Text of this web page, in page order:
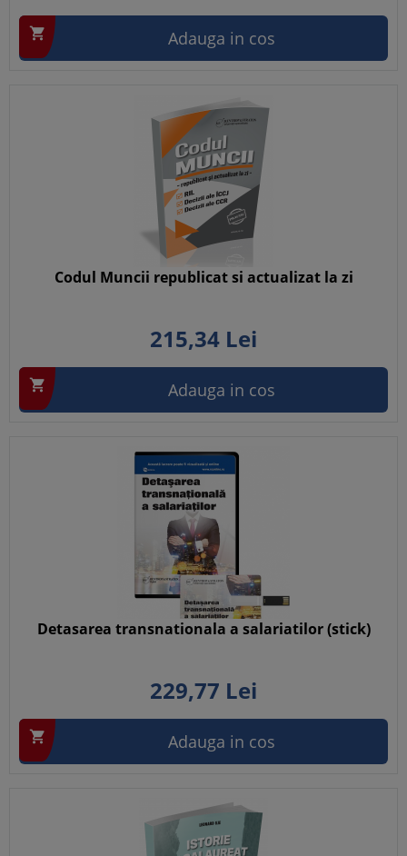
 Adauga in cos
Codul Muncii republicat si actualizat la zi
215,34 Lei
 Adauga in cos
Detasarea transnationala a salariatilor (stick)
229,77 Lei
 Adauga in cos